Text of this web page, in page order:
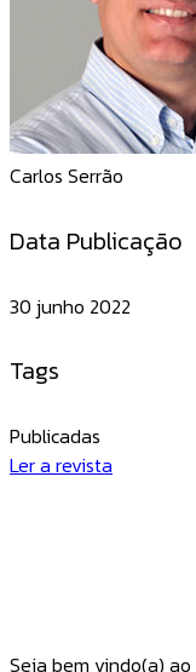
Carlos Serrão
Data Publicação
30 junho 2022
Tags
Publicadas
Ler a revista
Seja bem vindo(a) ao